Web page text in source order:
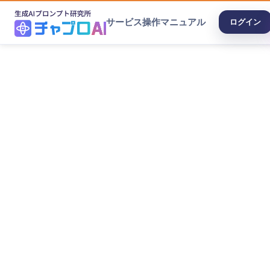
サービス操作マニュアル ログイン